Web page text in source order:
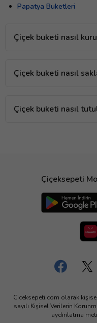
Papatya Buketleri
Çiçek buketi nasıl
Çiçek buketi nasıl
Çiçek buketi nasıl
Çiçeksepeti
Ciceksepeti.com olarak
sayılı Kişisel Verilerin
aydınlatma